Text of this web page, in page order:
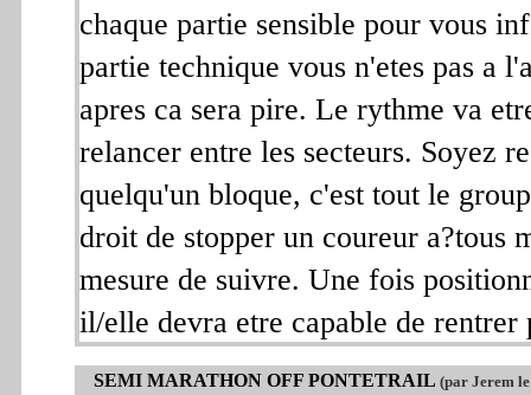
chaque partie sensible pour vous
partie technique vous n'etes pas a
apres ca sera pire. Le rythme va
relancer entre les secteurs. Soyez
quelqu'un bloque, c'est tout le
droit de stopper un coureur a?tous
mesure de suivre. Une fois
il/elle devra etre capable de rentrer
SEMI MARATHON OFF PONTETRAIL (par Jerem